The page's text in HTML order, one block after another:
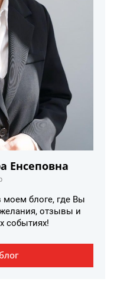
Енсеповна
моем блоге, где Вы
отзывы и
событиях!